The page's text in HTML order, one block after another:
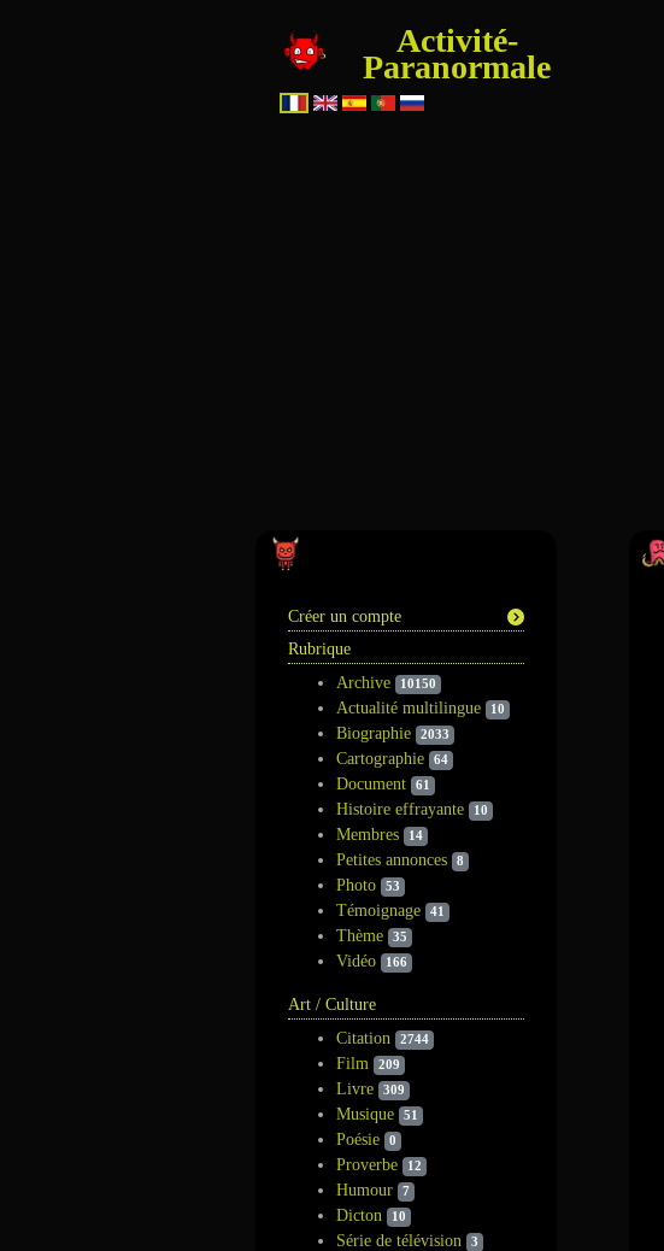
Activité-
Paranormale
Créer un compte
Rubrique
Archive
10150
Actualité multilingue 10
Biographie 2033
Cartographie 64
Document 61
Histoire effrayante 10
Membres 14
Petites annonces 8
Photo 53
Témoignage 41
Thème 35
Vidéo 166
Art / Culture
Citation
2744
Film 209
Livre 309
Musique 51
Poésie 0
Proverbe 12
Humour 7
Dicton 10
Série de télévision 3